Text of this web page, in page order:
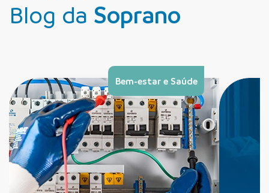
Blog da Soprano
Bem-estar e Saúde